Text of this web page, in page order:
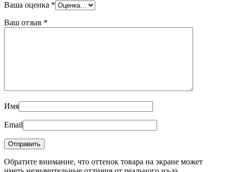
Ваша оценка *
Ваш отзыв *
Имя
Email
Обратите внимание, что оттенок товара на экране может